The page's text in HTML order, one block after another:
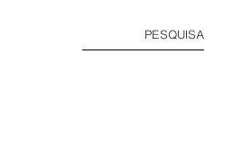
PESQUISA